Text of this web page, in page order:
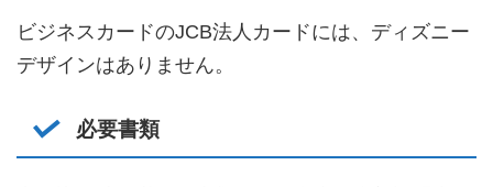
ビジネスカードのJCB法人カードには、ディズニー
デザインはありません。
必要書類